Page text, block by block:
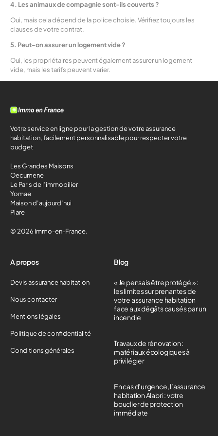
4. Les animaux de compagnie sont-ils couverts ?
Oui, mais cela dépend de la police choisie. Vérifiez toujours les
clauses de votre contrat.
5. Peut-on assurer un logement vide ?
Oui, les propriétaires peuvent également assurer un logement
vide, mais les tarifs peuvent varier.
Votre service en ligne pour la gestion de votre assurance
habitation, facilement personnalisable pour respecter votre
budget
Les Grandes Maisons
Oecumene
Le Paris de l’immobilier
Yomae
Maison d’aujourd’hui
Plare
© 2026 Immo-en-France.
A propos
Devis assurance habitation
Nous contacter
Mentions légales
Politique de confidentialité
Conditions générales
Blog
« Je pensais être protégé » :
les limites surprenantes de
votre assurance habitation
face aux dégâts causés par un
incendie
Travaux de rénovation :
matériaux écologiques à
privilégier
En cas d’urgence, l’assurance
habitation Alabri : votre
bouclier de protection
immédiate